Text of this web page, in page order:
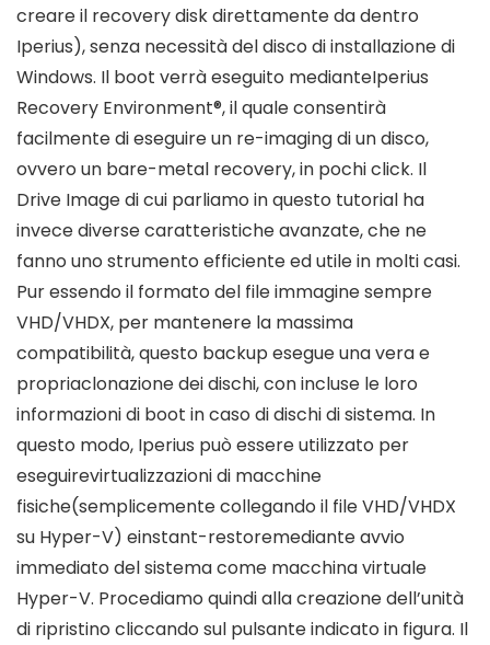
creare il recovery disk direttamente da dentro
Iperius), senza necessità del disco di installazione di
Windows. Il boot verrà eseguito medianteIperius
Recovery Environment®, il quale consentirà
facilmente di eseguire un re-imaging di un disco,
ovvero un bare-metal recovery, in pochi click. Il
Drive Image di cui parliamo in questo tutorial ha
invece diverse caratteristiche avanzate, che ne
fanno uno strumento efficiente ed utile in molti casi.
Pur essendo il formato del file immagine sempre
VHD/VHDX, per mantenere la massima
compatibilità, questo backup esegue una vera e
propriaclonazione dei dischi, con incluse le loro
informazioni di boot in caso di dischi di sistema. In
questo modo, Iperius può essere utilizzato per
eseguirevirtualizzazioni di macchine
fisiche(semplicemente collegando il file VHD/VHDX
su Hyper-V) einstant-restoremediante avvio
immediato del sistema come macchina virtuale
Hyper-V. Procediamo quindi alla creazione dell’unità
di ripristino cliccando sul pulsante indicato in figura. Il